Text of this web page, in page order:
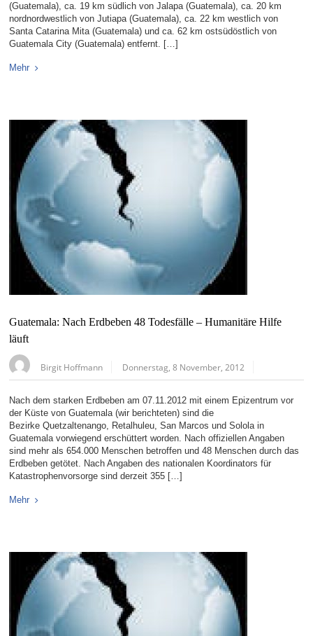
(Guatemala), ca. 19 km südlich von Jalapa (Guatemala), ca. 20 km
nordnordwestlich von Jutiapa (Guatemala), ca. 22 km westlich von
Santa Catarina Mita (Guatemala) und ca. 62 km ostsüdöstlich von
Guatemala City (Guatemala) entfernt. […]
Mehr
Guatemala: Nach Erdbeben 48 Todesfälle – Humanitäre Hilfe
läuft
Birgit Hoffmann Donnerstag, 8 November, 2012
Nach dem starken Erdbeben am 07.11.2012 mit einem Epizentrum vor
der Küste von Guatemala (wir berichteten) sind die
Bezirke Quetzaltenango, Retalhuleu, San Marcos und Solola in
Guatemala vorwiegend erschüttert worden. Nach offiziellen Angaben
sind mehr als 654.000 Menschen betroffen und 48 Menschen durch das
Erdbeben getötet. Nach Angaben des nationalen Koordinators für
Katastrophenvorsorge sind derzeit 355 […]
Mehr